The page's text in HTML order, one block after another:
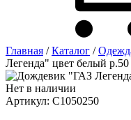
Главная / Каталог /
Легенда" цвет белый р.50
Нет в наличии
Артикул: С1050250